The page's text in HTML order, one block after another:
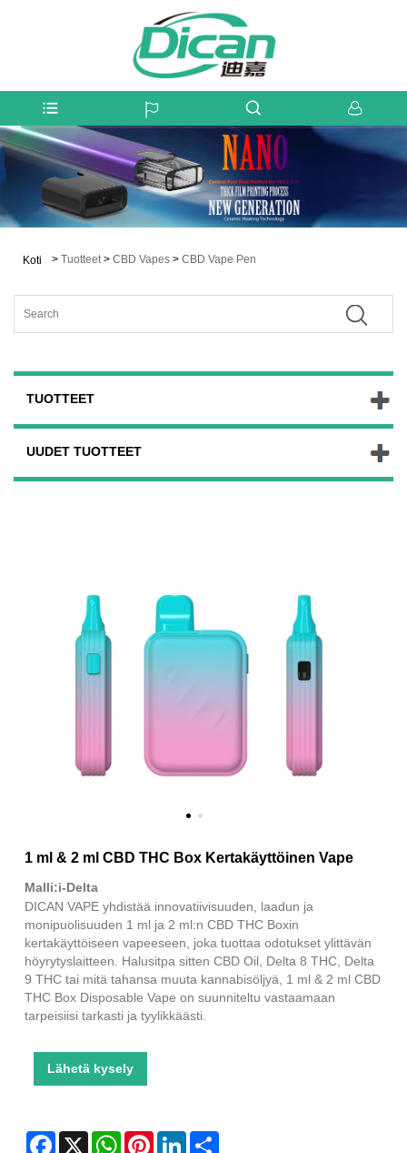
Koti > Tuotteet > CBD Vapes > CBD Vape Pen
TUOTTEET
UUDET TUOTTEET
1 ml & 2 ml CBD THC Box Kertakäyttöinen Vape
Malli:i-Delta
DICAN VAPE yhdistää innovatiivisuuden, laadun ja
monipuolisuuden 1 ml ja 2 ml:n CBD THC Boxin
kertakäyttöiseen vapeeseen, joka tuottaa odotukset ylittävän
höyrytyslaitteen. Halusitpa sitten CBD Oil, Delta 8 THC, Delta
9 THC tai mitä tahansa muuta kannabisöljyä, 1 ml & 2 ml CBD
THC Box Disposable Vape on suunniteltu vastaamaan
tarpeisiisi tarkasti ja tyylikkäästi.
Lähetä kysely
Facebook
X WhatsAppPinterestLinkedIn